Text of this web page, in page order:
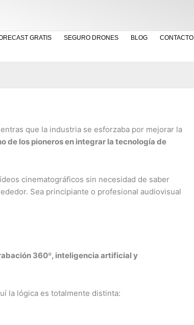
GRATIS SEGURO DRONES BLOG CONTACTO
que la industria se esforzaba por mejorar la
de los pioneros en integrar la tecnología de
cinematográficos sin necesidad de saber
Sea principiante o profesional audiovisual
360º, inteligencia artificial y
la lógica es totalmente distinta: